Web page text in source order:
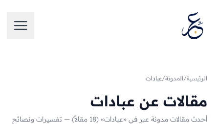
فتح
الرئيسية/المدونة/عبادات
مقالات عن عبادات
أحدث مقالات مدونة عبر في «عبادات» (18 مقالاً) — تفسيرات ونصائح